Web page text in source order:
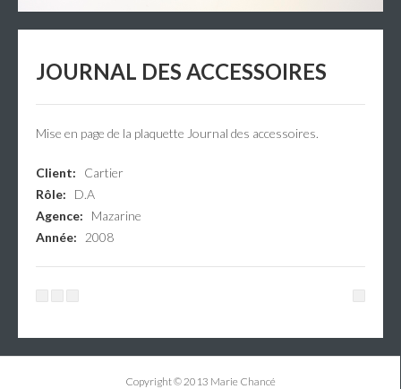
JOURNAL DES ACCESSOIRES
Mise en page de la plaquette Journal des accessoires.
Client:
Cartier
Rôle:
D.A
Agence:
Mazarine
Année:
2008
Copyright © 2013 Marie Chancé